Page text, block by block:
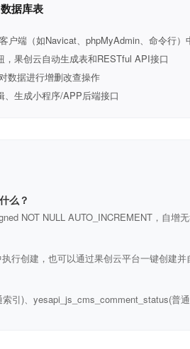
据库表
户端（如Navicat、phpMyAdmin、命令行）
，果创云自动生成表和RESTful API接口
数据进行增删改查操作
生成小程序/APP后端接口
么？
NOT NULL AUTO_INCREMENT，自增无
行创建，也可以通过果创云平台一键创建并
引)、yesapi_js_cms_comment_status(普